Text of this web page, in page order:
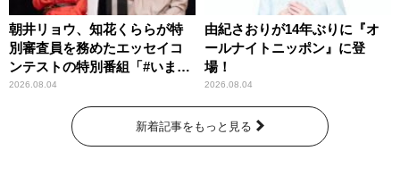
朝井リョウ、知花くららが特
別審査員を務めたエッセイコ
ンテストの特別番組「#いまあ
なたに伝えたいこと」
2026.08.04
由紀さおりが14年ぶりに『オ
ールナイトニッポン』に登
場！
2026.08.04
新着記事をもっと見る